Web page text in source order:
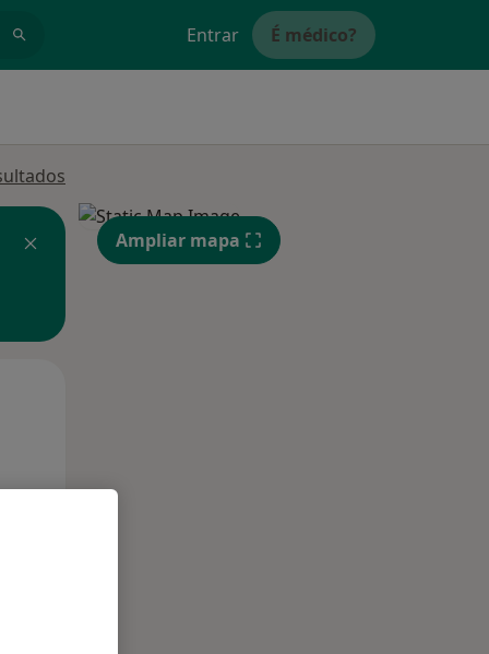
Entrar É médico?
Ampliar mapa